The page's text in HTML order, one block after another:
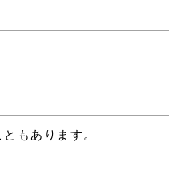
もあります。